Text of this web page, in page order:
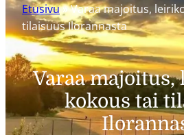
Etusivu»Varaa majoitus,
tilaisuus Ilorannasta
Varaa
kokous tai